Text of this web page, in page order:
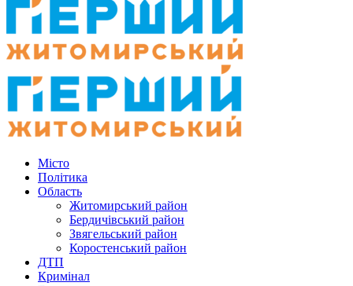
Місто
Політика
Область
Житомирський район
Бердичівський район
Звягельський район
Коростенський район
ДТП
Кримінал